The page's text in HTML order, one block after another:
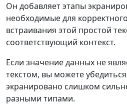
Он добавляет этапы
необходимые для
встраивания этой простой
соответствующий контекст.
Если значение данных не
текстом, вы можете
экранировано слишком
разными типами.